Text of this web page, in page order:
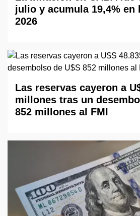
julio y acumula 19,4% en
2026
Las reservas cayeron a
millones tras un
852 millones al FMI